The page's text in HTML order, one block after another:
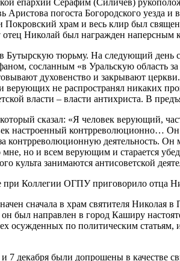
епархии Серафим (Силичев)
погоста Богородского уезда
храм и весь клир был
Николай был награжден наперсным
Бутырскую тюрьму. На следующий день
сосланным «в Уральскую область
духовенство и закрывают
не распространял никаких
власти – власти антихриста. В
сказал: «Я человек верующий,
настроенный контрреволюционно…
деятельность. Он
но и всем верующим и старается
занимаются антисоветской
Коллегии ОГПУ приговорило отца
сначала в храм святителя
был направлен в город Каширу
по политическим статьям,
7 декабря были допрошены в